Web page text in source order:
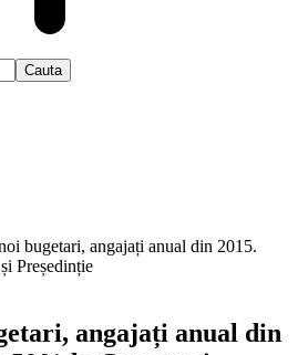
bugetari, angajați anual din 2015.
Președinție
angajați anual din